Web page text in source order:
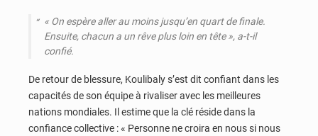
« On espère aller au moins jusqu’en quart de finale.
Ensuite, chacun a un rêve plus loin en tête », a-t-il
confié.
De retour de blessure, Koulibaly s’est dit confiant dans les
capacités de son équipe à rivaliser avec les meilleures
nations mondiales. Il estime que la clé réside dans la
confiance collective : « Personne ne croira en nous si nous